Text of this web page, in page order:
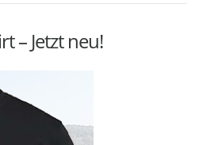
– Jetzt neu!